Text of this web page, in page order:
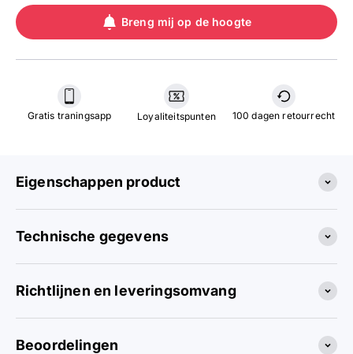
Breng mij op de hoogte
Gratis traningsapp Loyaliteitspunten 100 dagen retourrecht
Eigenschappen product
Technische gegevens
Richtlijnen en leveringsomvang
Beoordelingen